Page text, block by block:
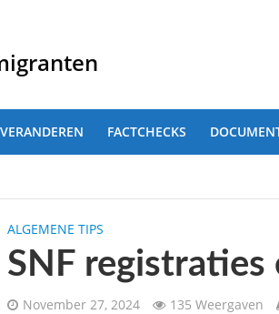
FACTCHECKS
ALGEMENE TIPS
SNF registraties
November 27, 2024 135 Weergaven